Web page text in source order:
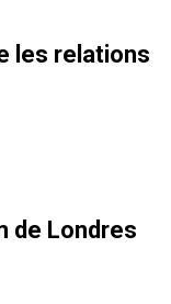
les relations
de Londres